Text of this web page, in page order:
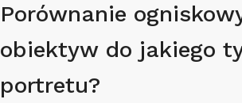
Porównanie
obiektyw do jakiego
portretu?